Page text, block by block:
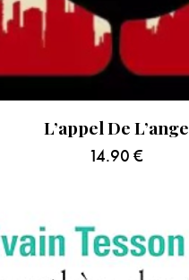
L’appel De L’ange
14.90 €